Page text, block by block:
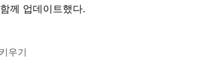
께 업데이트했다.
우기